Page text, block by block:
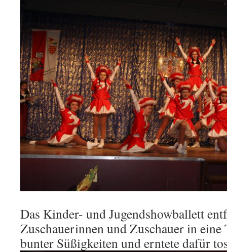
Das Kinder- und Jugendshowballett
Zuschauerinnen und Zuschauer in
bunter Süßigkeiten und erntete dafür